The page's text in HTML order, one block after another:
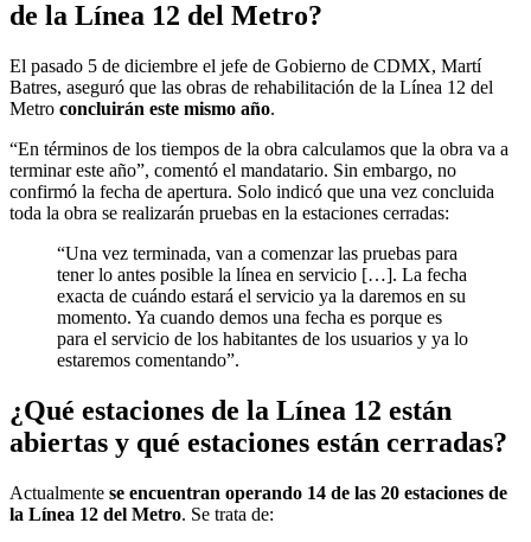
de la Línea 12 del Metro?
El pasado 5 de diciembre el jefe de Gobierno de CDMX, Martí
Batres, aseguró que las obras de rehabilitación de la Línea 12 del
Metro concluirán este mismo año.
“En términos de los tiempos de la obra calculamos que la obra va a
terminar este año”, comentó el mandatario. Sin embargo, no
confirmó la fecha de apertura. Solo indicó que una vez concluida
toda la obra se realizarán pruebas en la estaciones cerradas:
“Una vez terminada, van a comenzar las pruebas para
tener lo antes posible la línea en servicio […]. La fecha
exacta de cuándo estará el servicio ya la daremos en su
momento. Ya cuando demos una fecha es porque es
para el servicio de los habitantes de los usuarios y ya lo
estaremos comentando”.
¿Qué estaciones de la Línea 12 están
abiertas y qué estaciones están cerradas?
Actualmente se encuentran operando 14 de las 20 estaciones de
la Línea 12 del Metro. Se trata de: